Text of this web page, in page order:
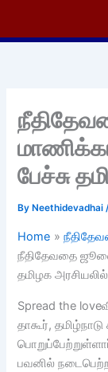
content
பேச்சு
By Neethidevadhai
Home
நீதிதேவதை ஜூலை
தமிழக அரசியலில்
Spread the
தாகூர்,
பவனில்